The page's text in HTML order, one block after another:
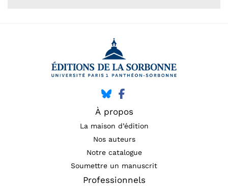
À propos
La maison d’édition
Nos auteurs
Notre catalogue
Soumettre un manuscrit
Professionnels